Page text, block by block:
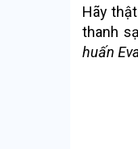
Hãy
thanh
huấn